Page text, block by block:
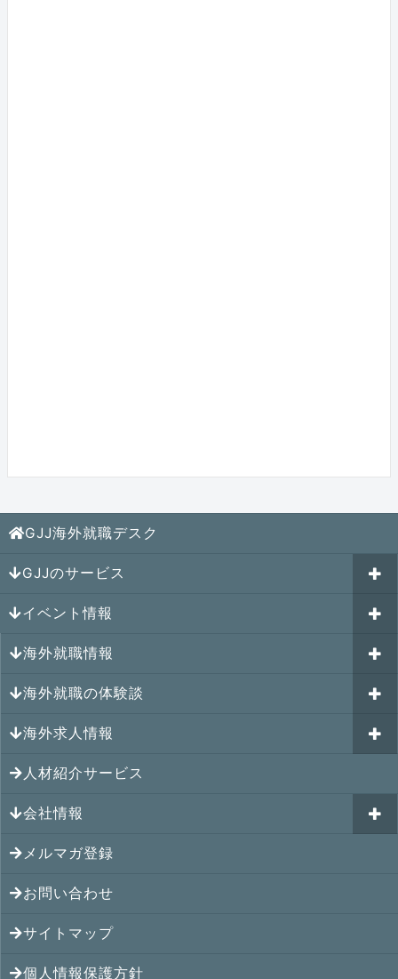
GJJ海外就職デスク
GJJのサービス
海外就職カウンセリング
はじめての海外就職セミナー
キャリアパスポートAI
GJJキャリア伴走プログラム
GJJキャリアコミュニティ
イベント情報
参加受付中のイベント
過去のイベント一覧
海外就職情報
アメリカの就職情報
カナダの就職情報
メキシコの就職情報
ヨーロッパの就職情報
オセアニアの就職情報
シンガポールの就職情報
マレーシアの就職情報
タイの就職情報
海外就職の体験談
海外就職その後の体験談
シンガポール就職の体験談
マレーシア就職の体験談
タイ就職の体験談
ベトナム就職の体験談
インドネシア就職の体験談
インド就職の体験談
海外求人情報
シンガポールの求人
マレーシアの求人
タイの求人
ベトナムの求人
インドネシアの求人
インドの求人
人材紹介サービス
会社情報
アクセス
メンバー紹介
提携先
コンサルタント
メルマガ登録
お問い合わせ
サイトマップ
個人情報保護方針